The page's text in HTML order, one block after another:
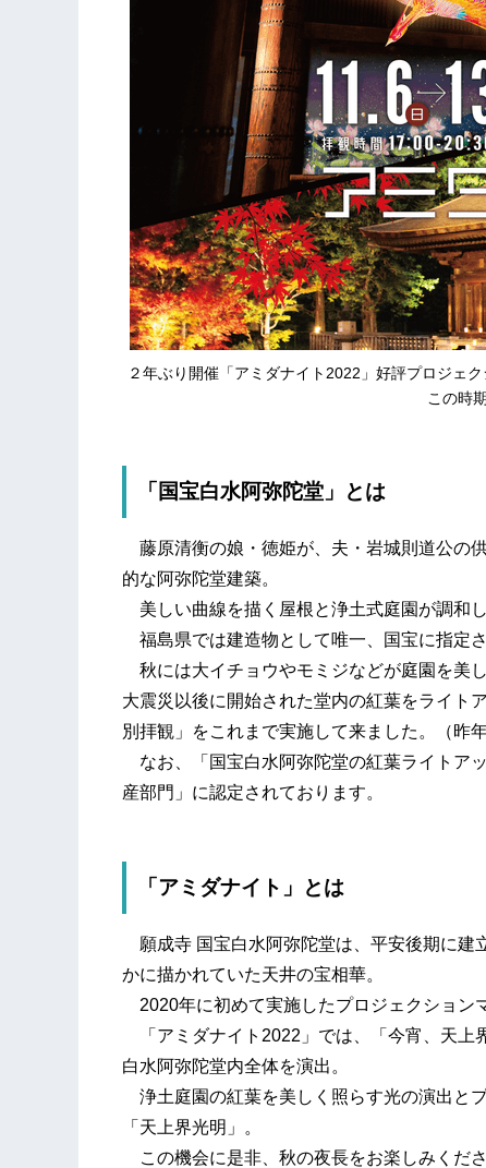
２年ぶり開催「アミダナイト2022」好評プロジェ
この時
「国宝白水阿弥陀堂」とは
藤原清衡の娘・徳姫が、夫・岩城則道公の
的な阿弥陀堂建築。
美しい曲線を描く屋根と浄土式庭園が調和
福島県では建造物として唯一、国宝に指定さ
秋には大イチョウやモミジなどが庭園を美
大震災以後に開始された堂内の紅葉をライト
別拝観」をこれまで実施して来ました。（昨
なお、「国宝白水阿弥陀堂の紅葉ライトア
産部門」に認定されております。
「アミダナイト」とは
願成寺 国宝白水阿弥陀堂は、平安後期に建
かに描かれていた天井の宝相華。
2020年に初めて実施したプロジェクション
「アミダナイト2022」では、「今宵、天上
白水阿弥陀堂内全体を演出。
浄土庭園の紅葉を美しく照らす光の演出と
「天上界光明」。
この機会に是非、秋の夜長をお楽しみくださ